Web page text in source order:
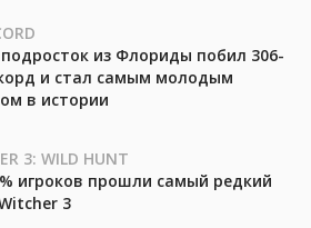
из Флориды побил 306-
и стал самым молодым
в истории
3: WILD HUNT
игроков прошли самый редкий
3